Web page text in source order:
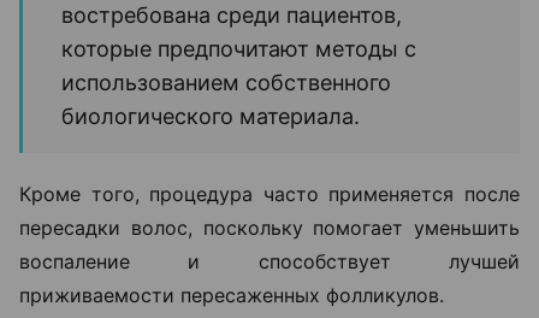
востребована среди пациентов,
которые предпочитают методы с
использованием собственного
биологического материала.
Кроме того, процедура часто применяется после
пересадки волос, поскольку помогает уменьшить
воспаление и способствует лучшей
приживаемости пересаженных фолликулов.